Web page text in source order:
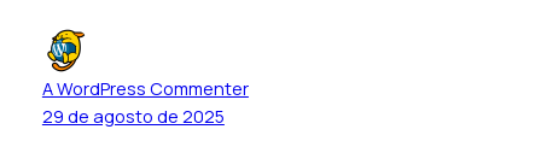
A WordPress Commenter
29 de agosto de 2025